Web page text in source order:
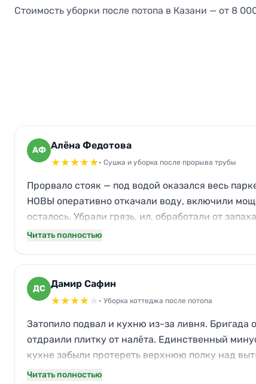
Стоимость уборки после потопа в Казани — от 8
АФ Алёна Федотова
★★★★★• Сушка и уборка после прорыва трубы
Прорвало стояк — под водой оказался весь
НОВЫ оперативно откачали воду, включили
осталось. Убрали грязь, ил, обработали от
Читать полностью
ДС Дамир Сафин
★★★★★ • Уборка коттеджа после потопа
Затопило подвал и кухню из-за ливня.
отдраили плитку от налёта. Единственный
кухне забыли протереть верхнюю полку над
нормализовалась. Ремонт не понадобился.
Читать полностью